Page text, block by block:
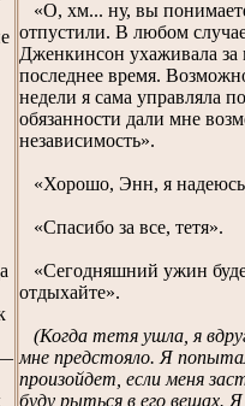
—
«О, хм... ну, вы
отпустили. В любом
Дженкинсон ухаживала
последнее время.
недели я сама управляла
обязанности дали мне
независимость».
«Хорошо, Энн, я
«Спасибо за все, тетя».
«Сегодняшний ужин
отдыхайте».
(Когда тетя ушла, я
мне предстояло. Я
произойдет, если меня
буду рыться в его вещах.